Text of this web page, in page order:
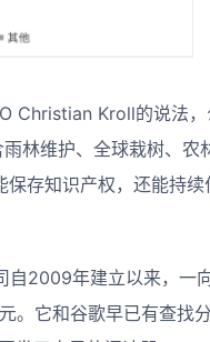
Christian Kroll的说法
林维护、全球栽树、农
存知识产权，还能持
2009年建立以来，一
。它和谷歌早已有查找